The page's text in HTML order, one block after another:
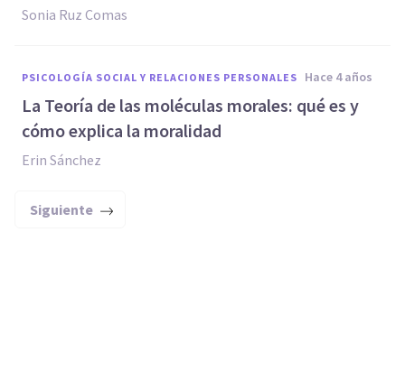
Sonia Ruz Comas
PSICOLOGÍA SOCIAL Y RELACIONES PERSONALES hace 4 años
La Teoría de las moléculas morales: qué es y
cómo explica la moralidad
Erin Sánchez
Siguiente